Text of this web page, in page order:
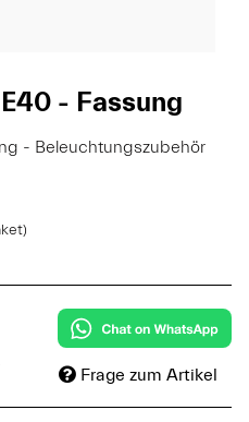
- Fassung
- Beleuchtungszubehör
Frage zum Artikel